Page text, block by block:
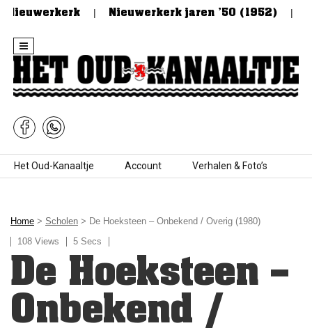
Nieuwerkerk jaren ’50 (1952)
Skip to content
Het Oud-Kanaaltje Account Verhalen & Foto’s
Home > Scholen > De Hoeksteen – Onbekend / Overig (1980)
108 Views
5 Secs
De Hoeksteen –
Onbekend /